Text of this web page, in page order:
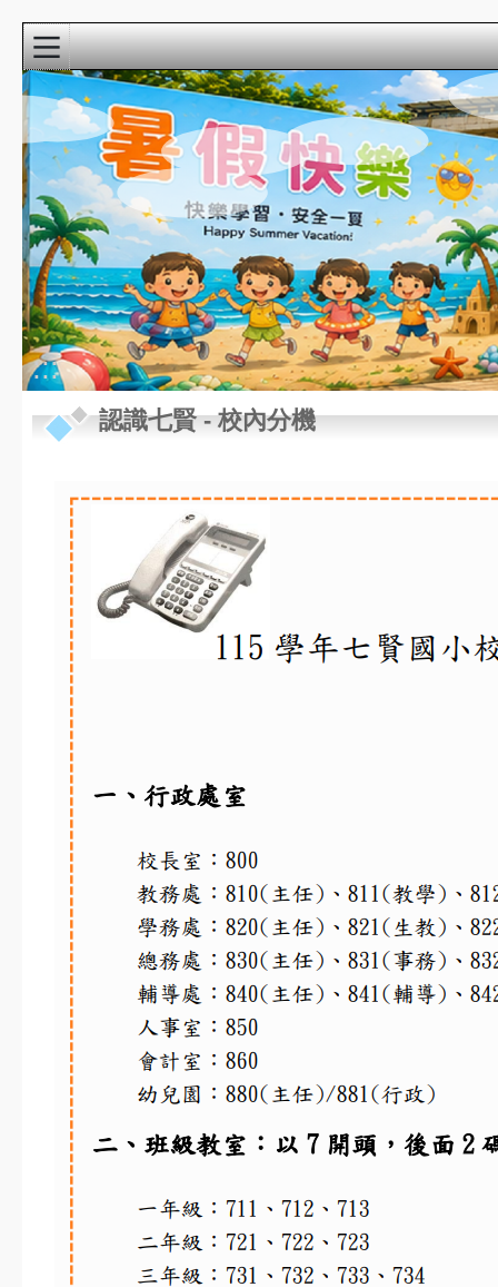
:::
校園精彩影音
近期行事曆
22
新生家長座談會
(9:00-10:30)@3F視
會改選)
第2次返校日(11：
30放學)
開學日
六年級游泳教學(下
午) @蘭卡威游泳池
宣導網站
智慧校園
交安教育專區
七賢資源
公布欄
競賽活動
榮譽榜
公開觀課平台
課程計畫
課後照顧安全檢查
活動影片
美術班課程計畫114
美術班課程計畫115
:::
認識七賢-校內分機